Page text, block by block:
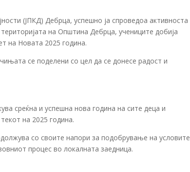
(ЈПКД) Дебрца, успешно ја спроведоа активноста
на Општина Дебрца, учениците добија
на Новата 2025 година.
се поделени со цел да се донесе радост и
среќна и успешна нова година на сите деца и
на 2025 година.
со своите напори за подобрување на условите
процес во локалната заедница.